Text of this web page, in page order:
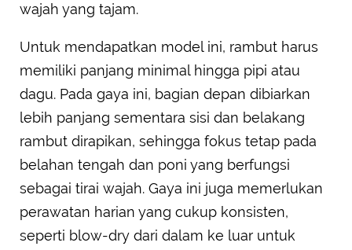
wajah yang tajam.
Untuk mendapatkan model ini, rambut harus
memiliki panjang minimal hingga pipi atau
dagu. Pada gaya ini, bagian depan dibiarkan
lebih panjang sementara sisi dan belakang
rambut dirapikan, sehingga fokus tetap pada
belahan tengah dan poni yang berfungsi
sebagai tirai wajah. Gaya ini juga memerlukan
perawatan harian yang cukup konsisten,
seperti blow-dry dari dalam ke luar untuk